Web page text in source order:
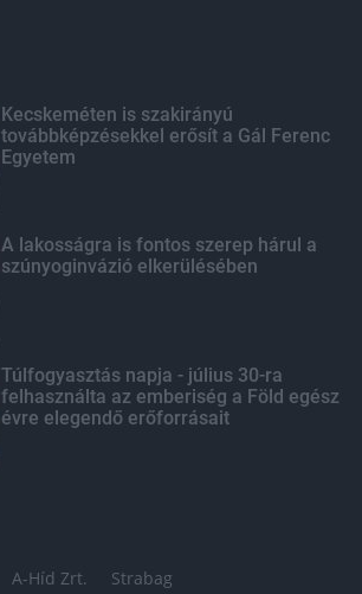
Kecskeméten is szakirányú
továbbképzésekkel erősít a Gál Ferenc
Egyetem
A lakosságra is fontos szerep hárul a
szúnyoginvázió elkerülésében
Túlfogyasztás napja - július 30-ra
felhasználta az emberiség a Föld egész
évre elegendő erőforrásait
A-Híd Zrt. Strabag